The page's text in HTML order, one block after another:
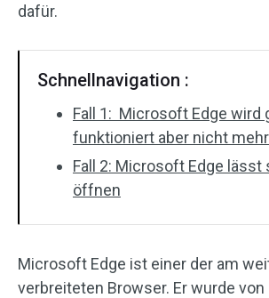
dafür.
Schnellnavigation :
Fall 1: Microsoft Edge wird
funktioniert aber nicht mehr
Fall 2: Microsoft Edge lässt
öffnen
Microsoft Edge ist einer der am
verbreiteten Browser. Er wurde